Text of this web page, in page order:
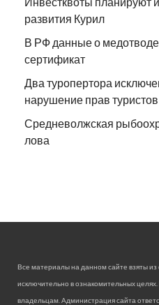
развития Курил
В РФ данные о
сертификат
Два туропертора
нарушение прав туристов
Средневолжская
лова
Все материалы на данном сайте взяты из
исключительно в ознакомительных
владельцам. Администрация сайта